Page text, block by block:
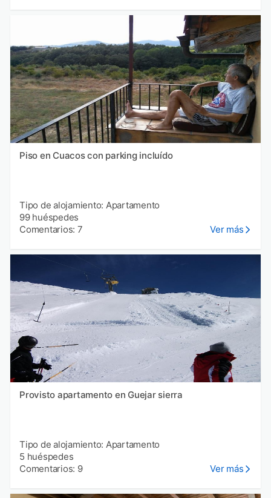
Piso en Cuacos con parking incluído
Tipo de alojamiento: Apartamento
99 huéspedes
Comentarios: 7
Ver más
Provisto apartamento en Guejar sierra
Tipo de alojamiento: Apartamento
5 huéspedes
Comentarios: 9
Ver más